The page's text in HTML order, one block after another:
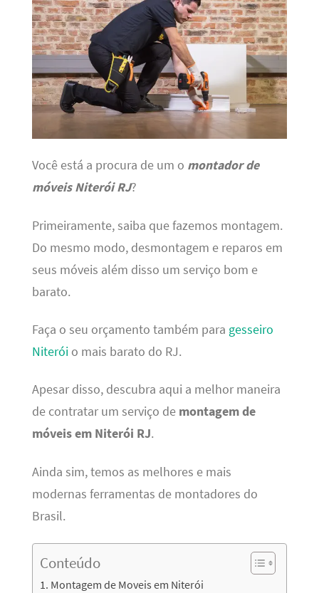
Você está a procura de um o montador de
móveis Niterói RJ?
Primeiramente, saiba que fazemos montagem.
Do mesmo modo, desmontagem e reparos em
seus móveis além disso um serviço bom e
barato.
Faça o seu orçamento também para gesseiro
Niteróio mais barato do RJ.
Apesar disso, descubra aqui a melhor maneira
de contratar um serviço de montagem de
móveis em Niterói RJ.
Ainda sim, temos as melhores e mais
modernas ferramentas de montadores do
Brasil.
Conteúdo
Montagem de Moveis em Niterói